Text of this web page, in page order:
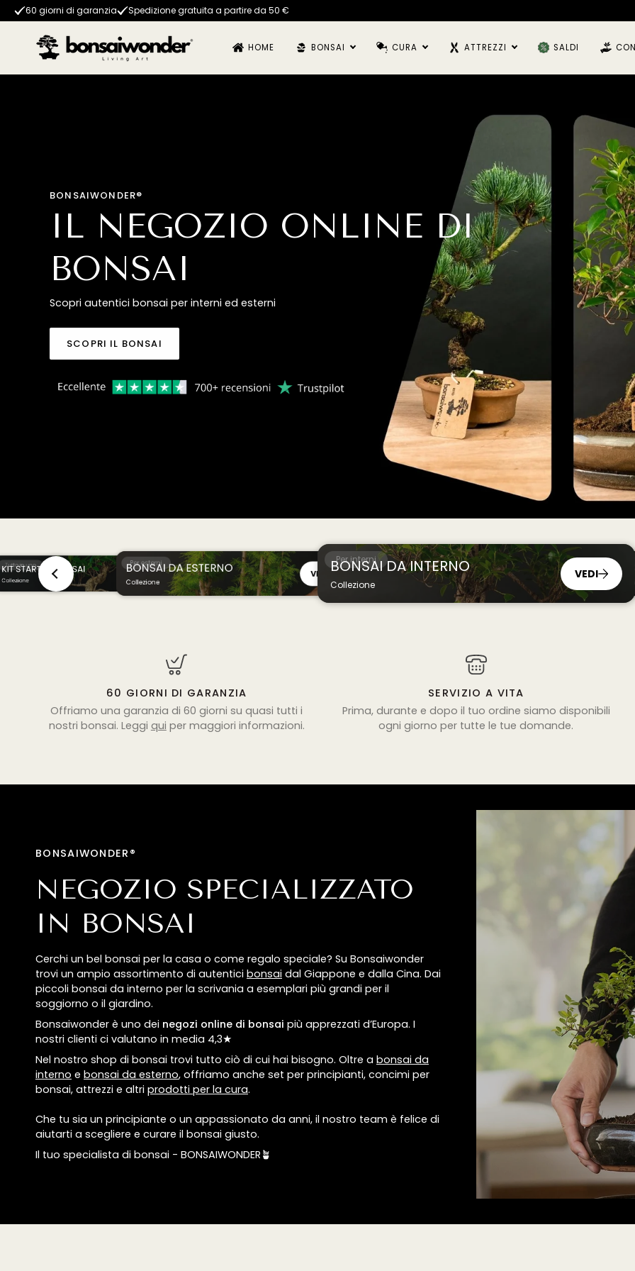
60 giorni di garanzia Spedizione gratuita a partire da 50 €
HOME BONSAI CURA ATTREZZI SALDI
BONSAIWONDER®
IL NEGOZIO ONLINE DI
BONSAI
Scopri autentici bonsai per interni ed esterni
SCOPRI IL BONSAI
VISUALIZZA
Tutto in uno
KIT STARTER BONSAI
Collezione
VISUALIZZA
Per esterni
BONSAI DA ESTERNO
Collezione
VEDI
Per interni
BONSAI DA INTERNO
Collezione
VEDI
60 GIORNI DI GARANZIA
Offriamo una garanzia di 60 giorni su quasi tutti i
nostri bonsai. Leggi qui per maggiori informazioni.
SERVIZIO A VITA
Prima, durante e dopo il tuo ordine siamo disponibili
ogni giorno per tutte le tue domande.
BONSAIWONDER®
NEGOZIO SPECIALIZZATO
IN BONSAI
Cerchi un bel bonsai per la casa o come regalo speciale? Su Bonsaiwonder
trovi un ampio assortimento di autentici bonsai dal Giappone e dalla Cina. Dai
piccoli bonsai da interno per la scrivania a esemplari più grandi per il
soggiorno o il giardino.
Bonsaiwonder è uno dei negozi online di bonsai più apprezzati d’Europa. I
nostri clienti ci valutano in media 4,3★
Nel nostro shop di bonsai trovi tutto ciò di cui hai bisogno. Oltre a bonsai da
interno e bonsai da esterno, offriamo anche set per principianti, concimi per
bonsai, attrezzi e altri prodotti per la cura.
Che tu sia un principiante o un appassionato da anni, il nostro team è felice di
aiutarti a scegliere e curare il bonsai giusto.
Il tuo specialista di bonsai - BONSAIWONDER🪴